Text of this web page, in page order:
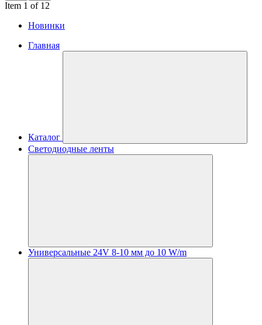
Item 1 of 12
Новинки
Главная
Каталог
Светодиодные ленты
Универсальные 24V 8-10 мм до 10 W/m